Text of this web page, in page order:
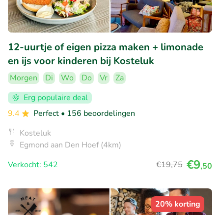
12-uurtje of eigen pizza maken + limonade
en ijs voor kinderen bij Kosteluk
Morgen Di Wo Do Vr
Za
Erg populaire deal
9.4
Perfect • 156 beoordelingen
Kosteluk
Egmond aan Den Hoef (4km)
Verkocht: 542
€19,75 €9,50
20% korting